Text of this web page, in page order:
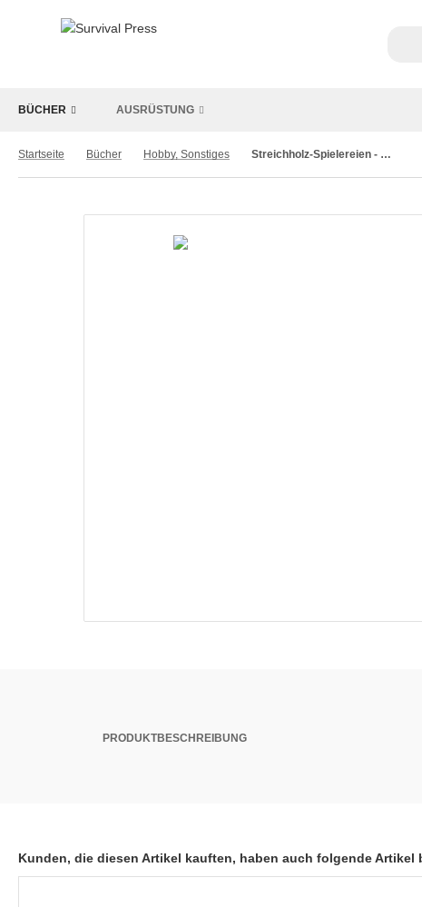
BÜCHER AUSRÜSTUNG
Startseite Bücher Hobby, Sonstiges Streichholz-Spielereien - Kunststücke und Scherze mit Streichhölzern
PRODUKTBESCHREIBUNG
Kunden, die diesen Artikel kauften, haben auch folgende Artikel